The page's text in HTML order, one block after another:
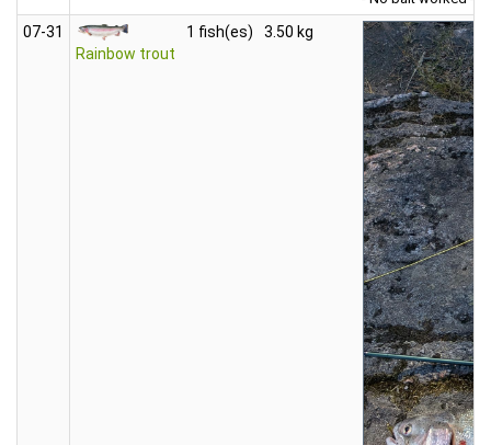
07‑31
Rainbow trout
1 fish(es) 3.50 kg